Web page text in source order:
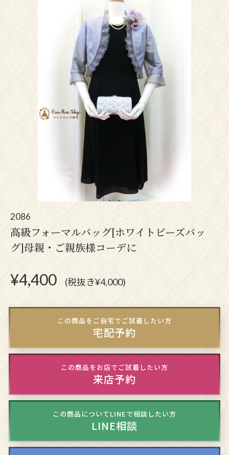
2086
高級フォーマルバッグ[ホワイトビーズバッ
グ]母親・ご親族様コーデに
¥4,400 (税抜き¥4,000)
この商品をご自宅でご試着したい方
宅配予約
この商品をお店でご試着したい方
来店予約
この商品についてLINEで相談したい方
LINE相談